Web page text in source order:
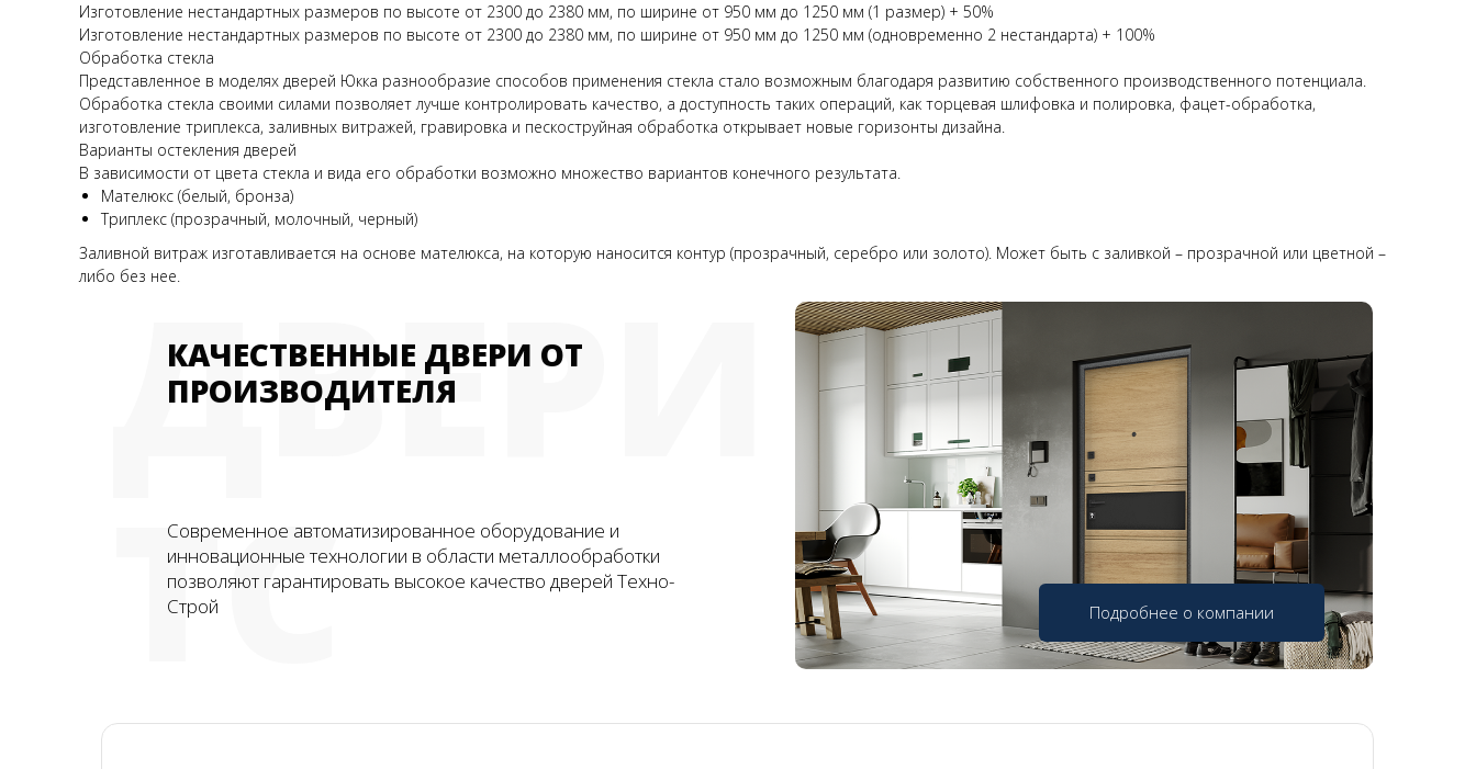
Изготовление нестандартных размеров по высоте от 2300 до 2380 мм, по ширине от 950 мм до 1250 мм (1 размер) + 50%
Изготовление нестандартных размеров по высоте от 2300 до 2380 мм, по ширине от 950 мм до 1250 мм (одновременно 2 нестандарта) + 100%
Обработка стекла
Представленное в моделях дверей Юкка разнообразие способов применения стекла стало возможным благодаря развитию собственного производственного потенциала.
Обработка стекла своими силами позволяет лучше контролировать качество, а доступность таких операций, как торцевая шлифовка и полировка, фацет-обработка,
изготовление триплекса, заливных витражей, гравировка и пескоструйная обработка открывает новые горизонты дизайна.
Варианты остекления дверей
В зависимости от цвета стекла и вида его обработки возможно множество вариантов конечного результата.
Мателюкс (белый, бронза)
Триплекс (прозрачный, молочный, черный)
Заливной витраж изготавливается на основе мателюкса, на которую наносится контур (прозрачный, серебро или золото). Может быть с заливкой – прозрачной или цветной –
либо без нее.ДВЕРИ
ТС
КАЧЕСТВЕННЫЕ ДВЕРИ ОТ
ПРОИЗВОДИТЕЛЯ
Подробнее о компании
Современное автоматизированное оборудование и
инновационные технологии в области металлообработки
позволяют гарантировать высокое качество дверей Техно-
Строй